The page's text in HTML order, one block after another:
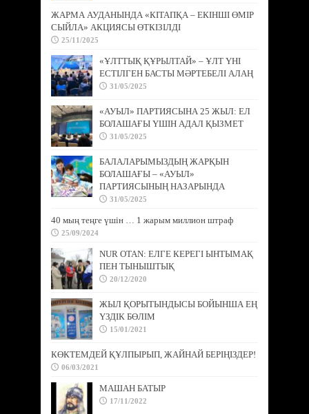
ЖАРМА АУДАНЫНДА «КІТАПҚА – ЕКІНШІ ӨМІР
СЫЙЛА» АКЦИЯСЫ ӨТКІЗІЛДІ
25/11/2025
«ҰЛТТЫҚ ҚҰРЫЛТАЙ» – ҰЛТ ҮНІ
ЕСТІЛГЕН БАСТЫ МӘРТЕБЕЛІ АЛАҢ
31/05/2025
«АУЫЛ» ПАРТИЯСЫНА 25 ЖЫЛ: ЕЛ
БОЛАШАҒЫ ҮШІН АДАЛ ҚЫЗМЕТ
31/05/2025
БАЛАЛАРЫМЫЗДЫҢ ЖАРҚЫН
БОЛАШАҒЫ – «АУЫЛ»
ПАРТИЯСЫНЫҢ НАЗАРЫНДА
31/05/2025
40 мың теңге үшін … 1 жарым миллион штраф
25/09/2024
NUR OTAN: ЕЛГЕ КЕРЕГІ ЫНТЫМАҚ
ПЕН ТЫНЫШТЫҚ
20/12/2020
ЖЫЛ ҚОРЫТЫНДЫСЫ БОЙЫНША ЕҢ
ҮЗДІК БӨЛІМ
15/01/2021
КӨКТЕМДЕЙ ҚҰЛПЫРЫП, ЖАЙНАЙ БЕРІҢІЗДЕР!
06/03/2021
МАШАН БАТЫР
17/11/2022